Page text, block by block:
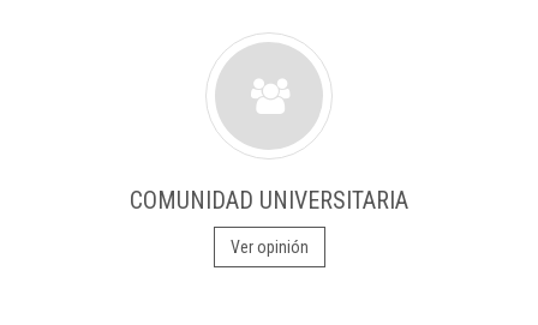
COMUNIDAD UNIVERSITARIA
Ver opinión